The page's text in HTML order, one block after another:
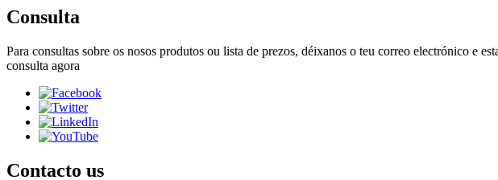
Consulta
Para consultas sobre os nosos produtos ou lista de prezos, déixanos o teu correo electrónico e
consulta agora
Contacto us